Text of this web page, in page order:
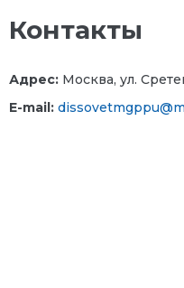
Контакты
Адрес: Москва, ул.
E-mail: